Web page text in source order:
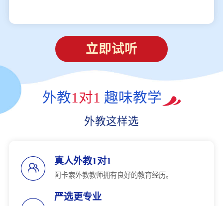
立即试听
外教1对1 趣味教学
外教这样选
真人外教1对1
阿卡索外教教师拥有良好的教育经历。
严选更专业